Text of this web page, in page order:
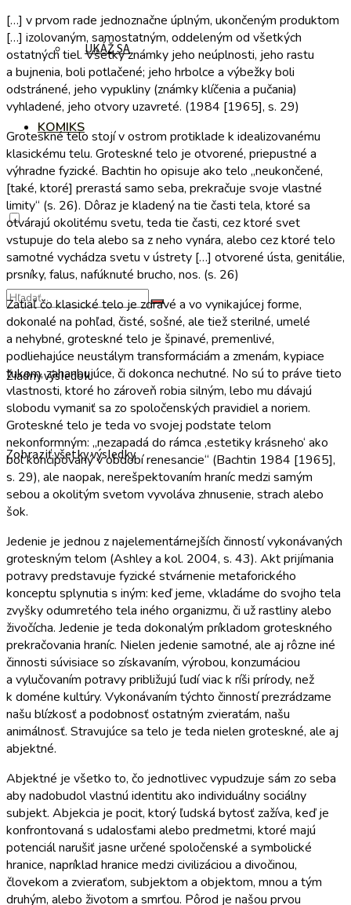
UKÁŽ SA
KOMIKS
Žiadny výsledok
Zobraziť všetky výsledky
[…] v prvom rade jednoznačne úplným, ukončeným produktom
[…] izolovaným, samostatným, oddeleným od všetkých
ostatných tiel. Všetky známky jeho neúplnosti, jeho rastu
a bujnenia, boli potlačené; jeho hrbolce a výbežky boli
odstránené, jeho vypukliny (známky klíčenia a pučania)
vyhladené, jeho otvory uzavreté. (1984 [1965], s. 29)
Groteskné telo stojí v ostrom protiklade k idealizovanému
klasickému telu. Groteskné telo je otvorené, priepustné a
výhradne fyzické. Bachtin ho opisuje ako telo „neukončené,
[také, ktoré] prerastá samo seba, prekračuje svoje vlastné
limity“ (s. 26). Dôraz je kladený na tie časti tela, ktoré sa
otvárajú okolitému svetu, teda tie časti, cez ktoré svet
vstupuje do tela alebo sa z neho vynára, alebo cez ktoré telo
samotné vychádza svetu v ústrety […] otvorené ústa, genitálie,
prsníky, falus, nafúknuté brucho, nos. (s. 26)
Zatiaľ čo klasické telo je zdravé a vo vynikajúcej forme,
dokonalé na pohľad, čisté, sošné, ale tiež sterilné, umelé
a nehybné, groteskné telo je špinavé, premenlivé,
podliehajúce neustálym transformáciám a zmenám, kypiace
tukom, zahanbujúce, či dokonca nechutné. No sú to práve tieto
vlastnosti, ktoré ho zároveň robia silným, lebo mu dávajú
slobodu vymaniť sa zo spoločenských pravidiel a noriem.
Groteskné telo je teda vo svojej podstate telom
nekonformným: „nezapadá do rámca ‚estetiky krásneho‘ ako
bol koncipovaný v období renesancie“ (Bachtin 1984 [1965],
s. 29), ale naopak, nerešpektovaním hraníc medzi samým
sebou a okolitým svetom vyvoláva zhnusenie, strach alebo
šok.
Jedenie je jednou z najelementárnejších činností vykonávaných
groteskným telom (Ashley a kol. 2004, s. 43). Akt prijímania
potravy predstavuje fyzické stvárnenie metaforického
konceptu splynutia s iným: keď jeme, vkladáme do svojho tela
zvyšky odumretého tela iného organizmu, či už rastliny alebo
živočícha. Jedenie je teda dokonalým príkladom groteskného
prekračovania hraníc. Nielen jedenie samotné, ale aj rôzne iné
činnosti súvisiace so získavaním, výrobou, konzumáciou
a vylučovaním potravy približujú ľudí viac k ríši prírody, než
k doméne kultúry. Vykonávaním týchto činností prezrádzame
našu blízkosť a podobnosť ostatným zvieratám, našu
animálnosť. Stravujúce sa telo je teda nielen groteskné, ale aj
abjektné.
Abjektné je všetko to, čo jednotlivec vypudzuje sám zo seba
aby nadobudol vlastnú identitu ako individuálny sociálny
subjekt. Abjekcia je pocit, ktorý ľudská bytosť zažíva, keď je
konfrontovaná s udalosťami alebo predmetmi, ktoré majú
potenciál narušiť jasne určené spoločenské a symbolické
hranice, napríklad hranice medzi civilizáciou a divočinou,
človekom a zvieraťom, subjektom a objektom, mnou a tým
druhým, alebo životom a smrťou. Pôrod je našou prvou